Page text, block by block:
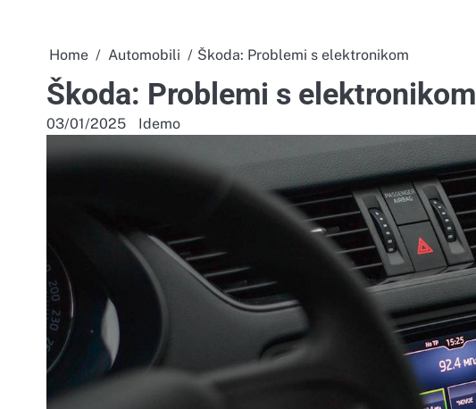
Home Automobili Škoda: Problemi s elektronikom
Škoda: Problemi s elektronikom
03/01/2025 Idemo